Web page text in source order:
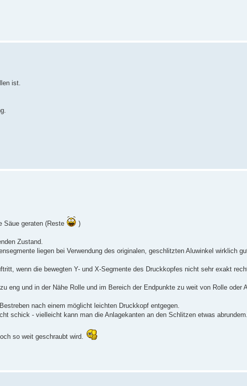
ist.
Säue geraten (Reste )
Zustand.
liegen bei Verwendung des originalen, geschlitzten Aluwinkel wirklich gut
wenn die bewegten Y- und X-Segmente des Druckkopfes nicht sehr exakt
eng und in der Nähe Rolle und im Bereich der Endpunkte zu weit von Rolle oder
nach einem möglicht leichten Druckkopf entgegen.
schick - vielleicht kann man die Anlagekanten an den Schlitzen etwas
so weit geschraubt wird.